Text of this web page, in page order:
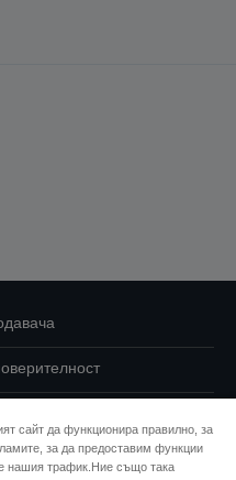
Вашите данни
сайт да функционира правилно, за
за да предоставим функции
нашия трафик.Ние също така